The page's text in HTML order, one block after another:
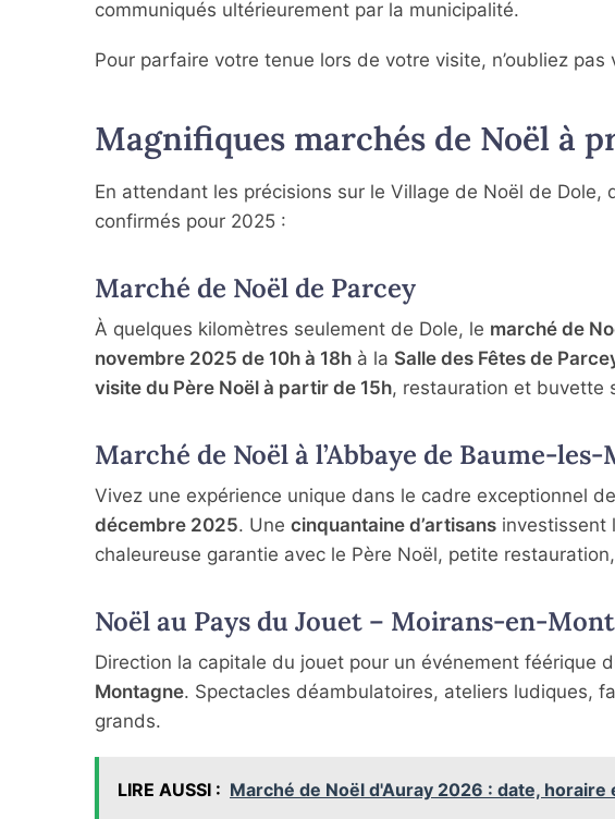
communiqués ultérieurement par la municipalité.
Pour parfaire votre tenue lors de votre visite, n’oubliez pas
Magnifiques marchés de Noël à
En attendant les précisions sur le Village de Noël de
confirmés pour 2025 :
Marché de Noël de Parcey
À quelques kilomètres seulement de Dole, le marché de
novembre 2025 de 10h à 18h à la Salle des Fêtes de
visite du Père Noël à partir de 15h, restauration et buvette
Marché de Noël à l’Abbaye de Baume-
Vivez une expérience unique dans le cadre exceptionnel de
décembre 2025. Une cinquantaine d’artisans investissent
chaleureuse garantie avec le Père Noël, petite
Noël au Pays du Jouet – Moirans-en-
Direction la capitale du jouet pour un événement féérique
Montagne. Spectacles déambulatoires, ateliers ludiques,
grands.
LIRE AUSSI : Marché de Noël d'Auray 2026 : date, horaire